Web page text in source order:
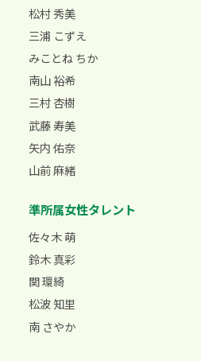
松村 秀美
三浦 こずえ
みことね ちか
南山 裕希
三村 杏樹
武藤 寿美
矢内 佑奈
山前 麻緒
準所属女性タレント
佐々木 萌
鈴木 真彩
関 環綺
松波 知里
南 さやか